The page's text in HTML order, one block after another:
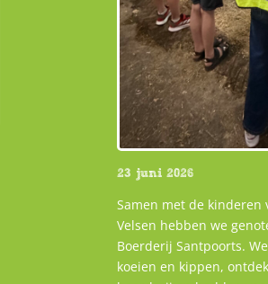
23 juni 2026
Samen met de kinderen
Velsen hebben we
Boerderij Santpoorts.
koeien en kippen,